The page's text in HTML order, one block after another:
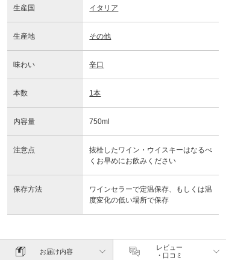
生産国 イタリア
生産地 その他
味わい 辛口
本数 1本
内容量 750ml
注意点
抜栓したワイン・ウイスキーはなるべ
くお早めにお飲みください
保存方法
ワインセラーで定温保存、もしくは温
度変化の低い場所で保存
お届け内容
レビュー
・口コミ